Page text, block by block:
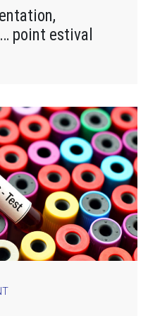
point estival